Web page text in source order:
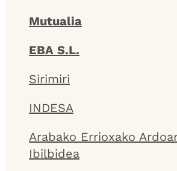
Mutualia
EBA S.L.
Sirimiri
INDESA
Arabako Errioxako
Ibilbidea